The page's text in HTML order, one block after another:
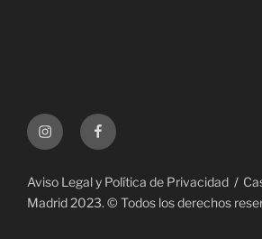
InstagramFacebook
Aviso Legal y Política de Privacidad
Madrid 2023. © Todos los derechos